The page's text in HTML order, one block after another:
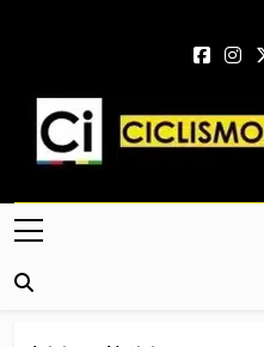
Ciclismo
Web Dedicada Al
Crónicas, Previas Y Más.